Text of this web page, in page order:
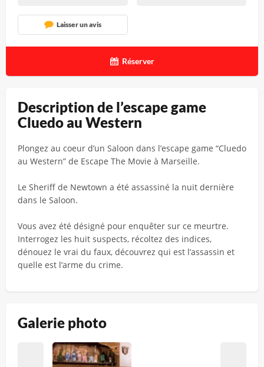
Description de l’escape game
Cluedo au Western
Plongez au coeur d’un Saloon dans l’escape game “Cluedo
au Western” de Escape The Movie à Marseille.
Le Sheriff de Newtown a été assassiné la nuit dernière
dans le Saloon.
Vous avez été désigné pour enquêter sur ce meurtre.
Interrogez les huit suspects, récoltez des indices,
dénouez le vrai du faux, découvrez qui est l’assassin et
quelle est l’arme du crime.
Galerie photo
Laisser un avis
Réserver